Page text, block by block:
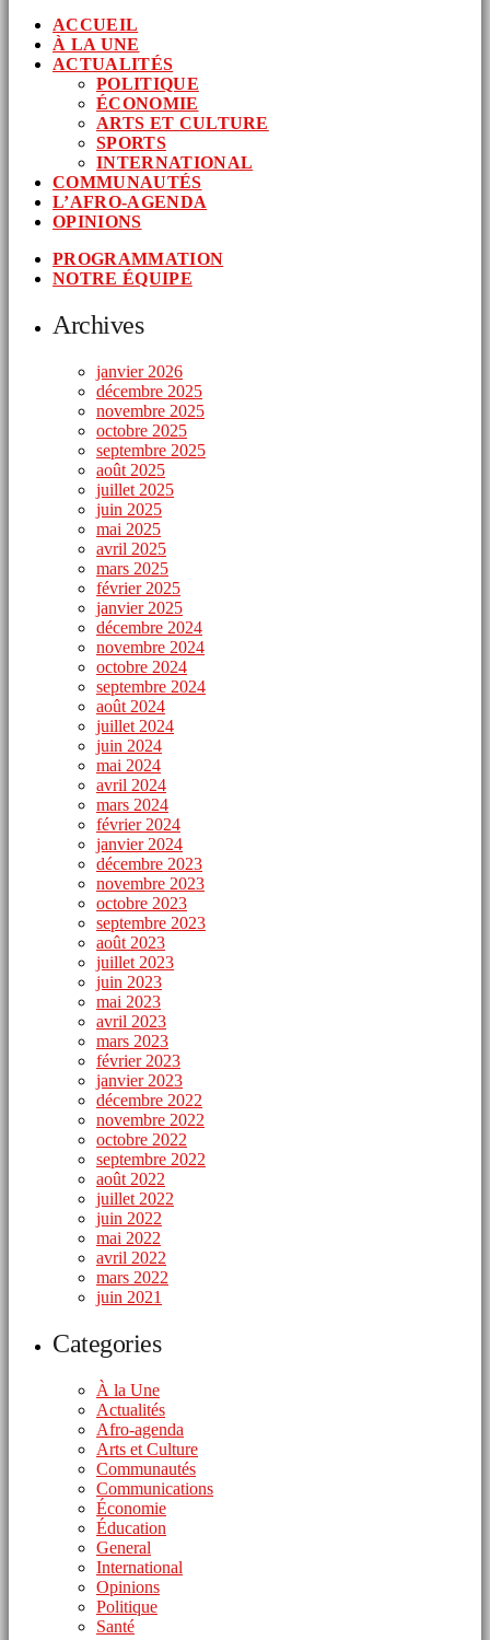
ACCUEIL
À LA UNE
ACTUALITÉS
POLITIQUE
ÉCONOMIE
ARTS ET CULTURE
SPORTS
INTERNATIONAL
COMMUNAUTÉS
L’AFRO-AGENDA
OPINIONS
PROGRAMMATION
NOTRE ÉQUIPE
Archives
janvier 2026
décembre 2025
novembre 2025
octobre 2025
septembre 2025
août 2025
juillet 2025
juin 2025
mai 2025
avril 2025
mars 2025
février 2025
janvier 2025
décembre 2024
novembre 2024
octobre 2024
septembre 2024
août 2024
juillet 2024
juin 2024
mai 2024
avril 2024
mars 2024
février 2024
janvier 2024
décembre 2023
novembre 2023
octobre 2023
septembre 2023
août 2023
juillet 2023
juin 2023
mai 2023
avril 2023
mars 2023
février 2023
janvier 2023
décembre 2022
novembre 2022
octobre 2022
septembre 2022
août 2022
juillet 2022
juin 2022
mai 2022
avril 2022
mars 2022
juin 2021
Categories
À la Une
Actualités
Afro-agenda
Arts et Culture
Communautés
Communications
Économie
Éducation
General
International
Opinions
Politique
Santé